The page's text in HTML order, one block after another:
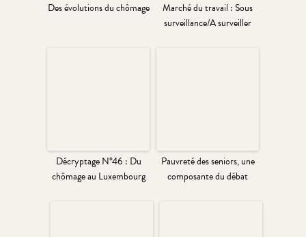
Des évolutions du chômage
Marché du travail : Sous
surveillance/A surveiller
Décryptage N°46 : Du
chômage au Luxembourg
Pauvreté des seniors, une
composante du débat